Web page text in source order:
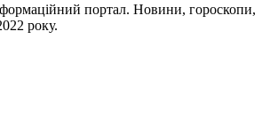
портал. Новини, гороскопи,
року.